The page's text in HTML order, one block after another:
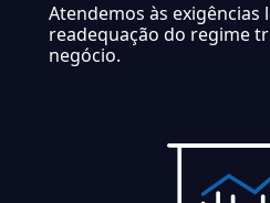
Atendemos às exigências
readequação do regime
negócio.